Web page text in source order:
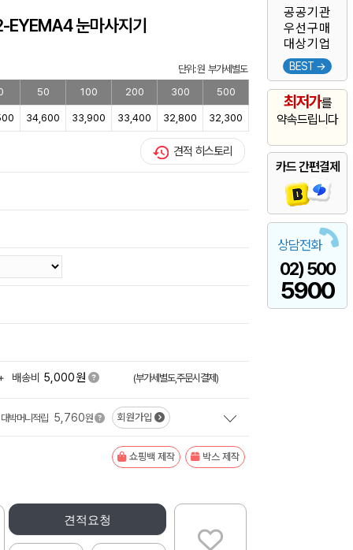
공공기관
우선구매
대상기업
BEST →
최저가를
약속드립니다
카드 간편결제
상담전화
02) 500
5900
눈마사지기
단위: 원 부가세별도
50 100 200 300 500
34,600 33,900 33,400 32,800 32,300
견적 히스토리
배송비 5,000원 (부가세별도,주문시결제)
대박머니적립 5,760원 회원가입
쇼핑백 제작 박스 제작
견적요청